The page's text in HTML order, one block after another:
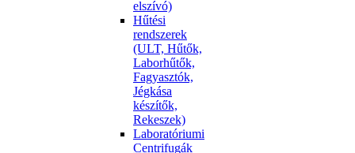
elszívó)
Hűtési
rendszerek
(ULT, Hűtők,
Laborhűtők,
Fagyasztók,
Jégkása
készítők,
Rekeszek)
Laboratóriumi
Centrifugák